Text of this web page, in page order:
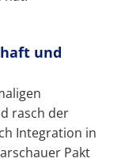
und
rasch der
Integration in
Pakt